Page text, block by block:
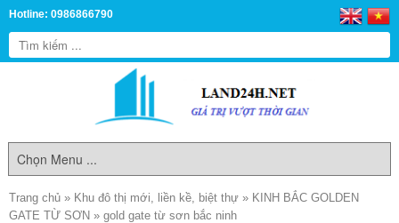
Hotline: 0986866790
Trang chủ » Khu đô thị mới, liền kề, biệt thự » KINH BẮC GOLDEN
GATE TỪ SƠN » gold gate từ sơn bắc ninh